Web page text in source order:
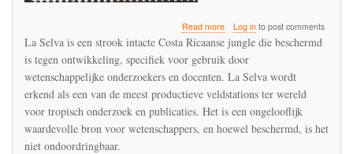
Read moreabout
De
oorsprong
van
de
Insectenapocalyps
te
vinden
Log into post comments
La Selva is een strook intacte Costa Ricaanse jungle die beschermd
is tegen ontwikkeling, specifiek voor gebruik door
wetenschappelijke onderzoekers en docenten. La Selva wordt
erkend als een van de meest productieve veldstations ter wereld
voor tropisch onderzoek en publicaties. Het is een ongelooflijk
waardevolle bron voor wetenschappers, en hoewel beschermd, is het
niet ondoordringbaar.